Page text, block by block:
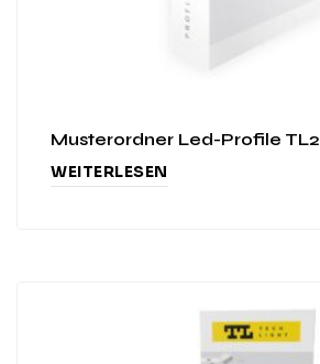
Musterordner Led-Profile TL2
WEITERLESEN